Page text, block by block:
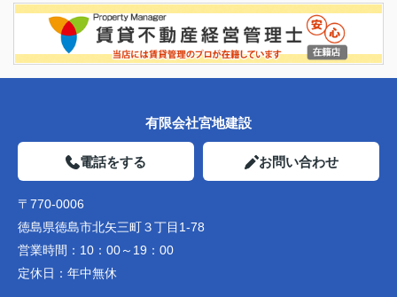
有限会社宮地建設
電話をする お問い合わせ
〒770-0006
徳島県徳島市北矢三町３丁目1-78
営業時間： 10：00～19：00
定休日： 年中無休